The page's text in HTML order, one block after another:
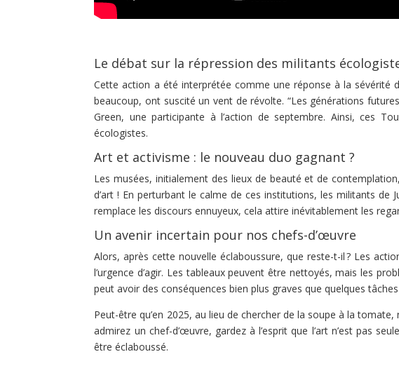
Le débat sur la répression des militants
Cette action a été interprétée comme une réponse à la sévérité
beaucoup, ont suscité un vent de révolte. “Les générations
Green, une participante à l’action de septembre. Ainsi, ces
écologistes.
Art et activisme : le nouveau duo gagnant ?
Les musées, initialement des lieux de beauté et de
d’art ! En perturbant le calme de ces institutions, les militants
remplace les discours ennuyeux, cela attire inévitablement les
Un avenir incertain pour nos chefs-d’œuvre
Alors, après cette nouvelle éclaboussure, que reste-t-il ? Les
l’urgence d’agir. Les tableaux peuvent être nettoyés, mais les
peut avoir des conséquences bien plus graves que quelques
Peut-être qu’en 2025, au lieu de chercher de la soupe à la
admirez un chef-d’œuvre, gardez à l’esprit que l’art n’est pas
être éclaboussé.